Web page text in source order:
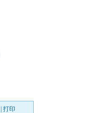
打印